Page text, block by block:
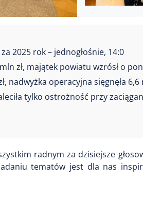
2025 rok – jednogłośnie, 14:0
zł, majątek powiatu wzrósł o
nadwyżka operacyjna sięgnęła 6,6
tylko ostrożność przy
radnym za dzisiejsze
tematów jest dla nas